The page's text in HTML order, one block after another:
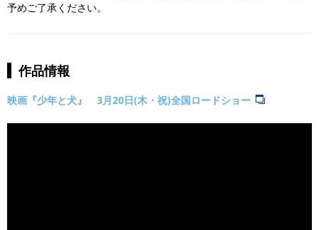
予めご了承ください。
作品情報
映画『少年と犬』 3月20日(木・祝)全国ロードショー